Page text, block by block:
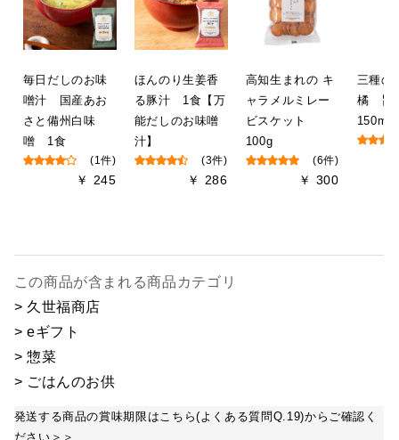
毎日だしのお味
噌汁 国産あお
さと備州白味
噌 1食
(1件)
￥ 245
ほんのり生姜香
る豚汁 1食【万
能だしのお味噌
汁】
(3件)
￥ 286
高知生まれの キ
ャラメルミレー
ビスケット
100g
(6件)
￥ 300
三種の
橘 旨
150ml
この商品が含まれる商品カテゴリ
> 久世福商店
> eギフト
> 惣菜
> ごはんのお供
発送する商品の賞味期限はこちら(よくある質問Q.19)からご確認く
ださい＞＞